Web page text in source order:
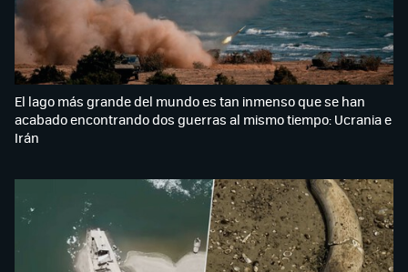
El lago más grande del mundo es tan inmenso que se han
acabado encontrando dos guerras al mismo tiempo: Ucrania e
Irán